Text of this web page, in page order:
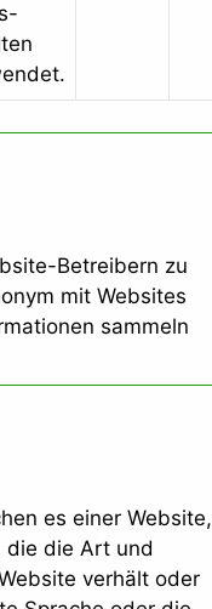
Betreibern zu
mit Websites
sammeln
es einer Website,
die die Art und
verhält oder